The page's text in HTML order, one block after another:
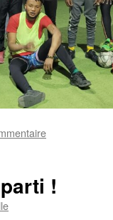
!